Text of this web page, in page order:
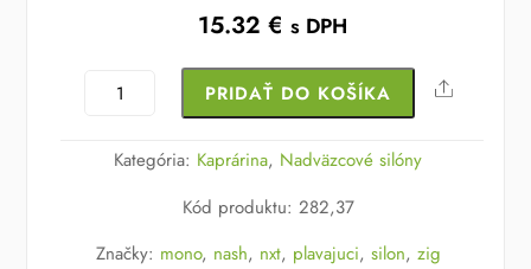
15.32 € s DPH
množstvo
silón
(4.5kg)NASH
NXT
PRIDAŤ DO KOŠÍKA Share
Kategória: Kaprárina, Nadväzcové silóny
Kód produktu: 282,37
Značky: mono, nash, nxt, plavajuci, silon, zig